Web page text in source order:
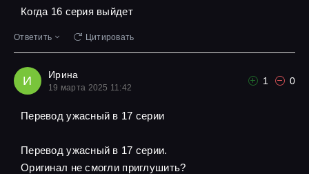
Когда 16 серия выйдет
Ответить Цитировать
И Ирина
19 марта 2025 11:42
1 0
Перевод ужасный в 17 серии
Перевод ужасный в 17 серии.
Оригинал не смогли приглушить?